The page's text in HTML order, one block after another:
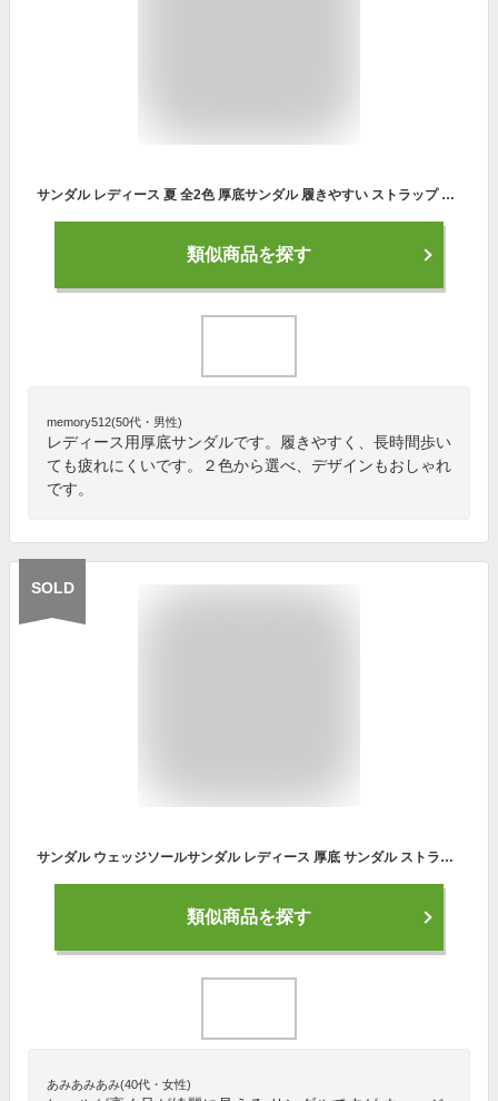
サンダル レディース 夏 全2色 厚底サンダル 履きやすい ストラップ ウエッジソール サマー 歩きやすい ぺたんこ 美脚 リゾートサンダル 痛くない 20代 30代 40代 50代 リゾート 旅行
類似商品を探す
memory512(50代・男性)
レディース用厚底サンダルです。履きやすく、長時間歩い
ても疲れにくいです。２色から選べ、デザインもおしゃれ
です。
SOLD
サンダル ウェッジソールサンダル レディース 厚底 サンダル ストラップ シューズ 痛くない 靴 ビーチサンダル ぺたんこ 履きやすい 40代 50代 60代 サンダル 走れる 疲れない リラックス 2センチヒール 夏 滑り止め 送料無料
類似商品を探す
あみあみあみ(40代・女性)